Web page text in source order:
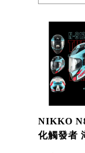
NIKKO
化觸發者